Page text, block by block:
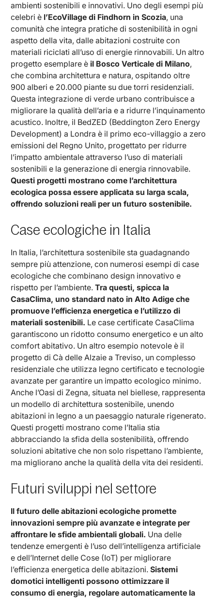
ambienti sostenibili e innovativi. Uno degli esempi più
celebri è l’EcoVillage di Findhorn in Scozia, una
comunità che integra pratiche di sostenibilità in ogni
aspetto della vita, dalle abitazioni costruite con
materiali riciclati all’uso di energie rinnovabili. Un altro
progetto esemplare è il Bosco Verticale di Milano,
che combina architettura e natura, ospitando oltre
900 alberi e 20.000 piante su due torri residenziali.
Questa integrazione di verde urbano contribuisce a
migliorare la qualità dell’aria e a ridurre l’inquinamento
acustico. Inoltre, il BedZED (Beddington Zero Energy
Development) a Londra è il primo eco-villaggio a zero
emissioni del Regno Unito, progettato per ridurre
l’impatto ambientale attraverso l’uso di materiali
sostenibili e la generazione di energia rinnovabile.
Questi progetti mostrano come l’architettura
ecologica possa essere applicata su larga scala,
offrendo soluzioni reali per un futuro sostenibile.
Case ecologiche in Italia
In Italia, l’architettura sostenibile sta guadagnando
sempre più attenzione, con numerosi esempi di case
ecologiche che combinano design innovativo e
rispetto per l’ambiente.Tra questi, spicca la
CasaClima, uno standard nato in Alto Adige che
promuove l’efficienza energetica e l’utilizzo di
materiali sostenibili. Le case certificate CasaClima
garantiscono un ridotto consumo energetico e un alto
comfort abitativo. Un altro esempio notevole è il
progetto di Cà delle Alzaie a Treviso, un complesso
residenziale che utilizza legno certificato e tecnologie
avanzate per garantire un impatto ecologico minimo.
Anche l’Oasi di Zegna, situata nel biellese, rappresenta
un modello di architettura sostenibile, unendo
abitazioni in legno a un paesaggio naturale rigenerato.
Questi progetti mostrano come l’Italia stia
abbracciando la sfida della sostenibilità, offrendo
soluzioni abitative che non solo rispettano l’ambiente,
ma migliorano anche la qualità della vita dei residenti.
Futuri sviluppi nel settore
Il futuro delle abitazioni ecologiche promette
innovazioni sempre più avanzate e integrate per
affrontare le sfide ambientali globali. Una delle
tendenze emergenti è l’uso dell’intelligenza artificiale
e dell’Internet delle Cose (IoT) per migliorare
l’efficienza energetica delle abitazioni.Sistemi
domotici intelligenti possono ottimizzare il
consumo di energia, regolare automaticamente la